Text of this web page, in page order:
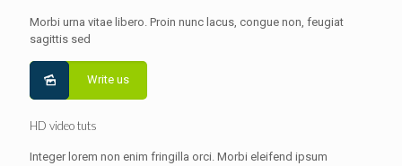
Morbi urna vitae libero. Proin nunc lacus, congue non, feugiat
sagittis sed
Write us
HD video tuts
Integer lorem non enim fringilla orci. Morbi eleifend ipsum